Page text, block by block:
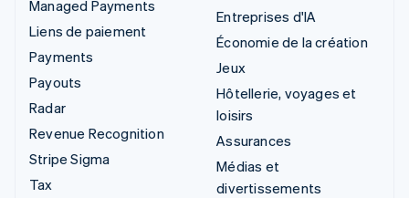
Managed Payments
Liens de paiement
Payments
Payouts
Radar
Revenue Recognition
Stripe Sigma
Tax
Entreprises d'IA
Économie de la création
Jeux
Hôtellerie, voyages et
loisirs
Assurances
Médias et
divertissements